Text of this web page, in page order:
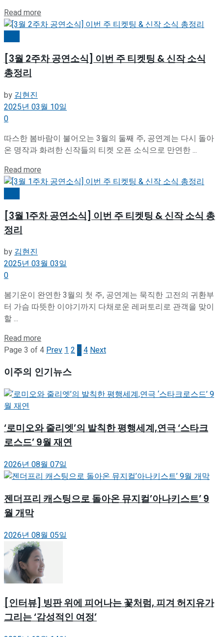
Read more
[3월 2주차 공연소식] 이번 주 티켓팅 & 신작 소식
총정리
by김현진
2025년 03월 10일
0
따스한 봄바람이 불어오는 3월의 둘째 주, 공연계는 다시 돌아
온 명작과 화려한 신작들의 티켓 오픈 소식으로 만연한 ...
Read more
[3월 1주차 공연소식] 이번 주 티켓팅 & 신작 소식 총
정리
by김현진
2025년 03월 03일
0
봄기운이 완연한 3월의 첫 주, 공연계는 묵직한 고전의 귀환부
터 가슴 따뜻한 이야기까지 다채로운 레퍼토리로 관객을 맞이
할 ...
Read more
Page 3 of 4Prev12 3 4Next
이주의 인기뉴스
‘로미오와 줄리엣’의 발칙한 평행세계,연극 ‘스타크
로스드’ 9월 재연
2026년 08월 07일
젠더프리 캐스팅으로 돌아온 뮤지컬’아나키스트’ 9
월 개막
2026년 08월 05일
[인터뷰] 빙판 위에 피어나는 꽃처럼, 피겨 허지유가
그리는 ‘감성적인 여정’